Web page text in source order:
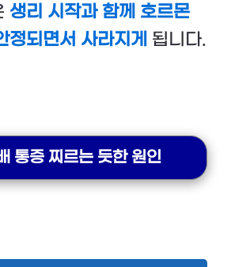
생리 시작과 함께 호르몬
정되면서 사라지게 됩니다.
통증 찌르는 듯한 원인